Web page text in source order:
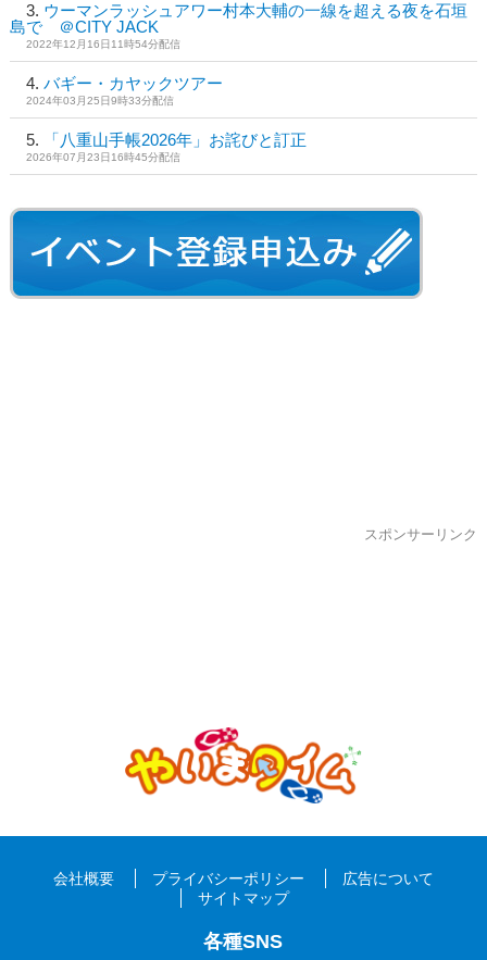
ウーマンラッシュアワー村本大輔の一線を超える夜を石垣
島で ＠CITY JACK
2022年12月16日11時54分配信
バギー・カヤックツアー
2024年03月25日9時33分配信
「八重山手帳2026年」お詫びと訂正
2026年07月23日16時45分配信
スポンサーリンク
会社概要 プライバシーポリシー
広告について
サイトマップ
各種SNS